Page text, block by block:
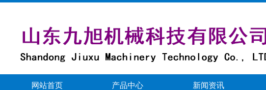
网站首页 产品中心 新闻资讯